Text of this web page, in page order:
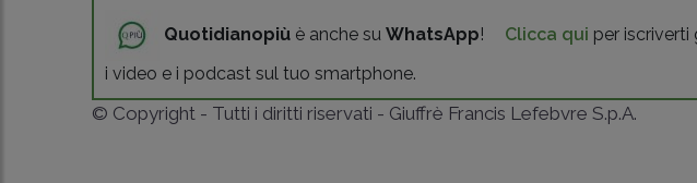
Quotidianopiù è anche suWhatsApp! Clicca qui per iscriverti
i video e i podcast sul tuo smartphone.
© Copyright - Tutti i diritti riservati - Giuffrè Francis Lefebvre S.p.A.